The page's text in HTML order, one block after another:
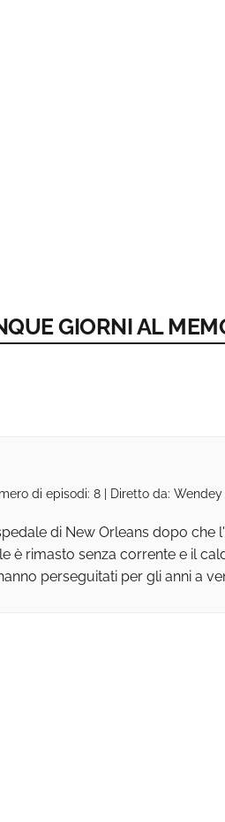
GIORNI AL
di episodi: 8 | Diretto da:
di New Orleans dopo
è rimasto senza corrente e il
perseguitati per gli anni a